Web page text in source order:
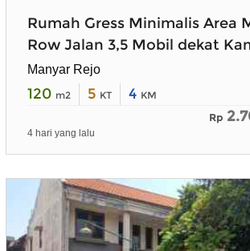
Rumah Gress Minimalis Area
Row Jalan 3,5 Mobil dekat
Manyar Rejo
120 m2 5 KT 4 KM
Rp
4 hari yang lalu